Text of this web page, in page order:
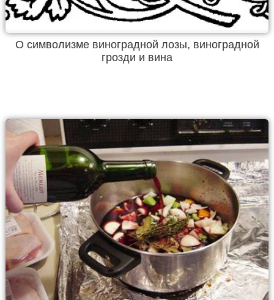
О символизме виноградной лозы, виноградной
грозди и вина